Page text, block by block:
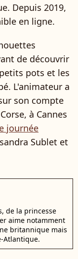
Depuis 2019,
en ligne.
de découvrir
pots et les
L'animateur a
son compte
à Cannes
journée
Sublet et
de la princesse
aime notamment
britannique mais
Atlantique.